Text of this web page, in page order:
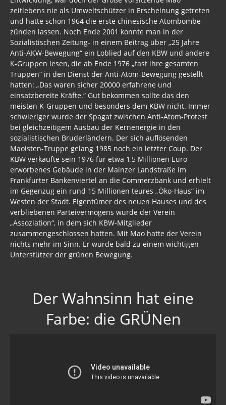
Bündnis90/Die Grünen
BRD Gesetze
UPIK
Freie Gemeinden
BRD Meinungsfreiheit
Asyl 2017
Asyl 2016
ASYLINDUSTRIE
Extremismus
Schattenparlament
SPD - Medien Imperium
Stöverstuuv 2017, 2016. 2015
Gästebuch
zeitlebens nie als Umweltschützer in Erscheinung getreten
und hatte schon 1964 die erste chinesische Atombombe
zünden lassen. Noch Ende 2001 konnte man in der
Sozialistischen Zeitung- in einem Beitrag über „25 Jahre
Anti-AKW-Bewegung“ ein Loblied auf den KBW und andere
K-Gruppen lesen, die ab Ende 1976 „fast ihre gesamten
Truppen“ in den Dienst der Anti-Atom-Bewegung gestellt
hatten: „Das waren sicher 20000 erfahrene und
einsatzbereite Kräfte.“ Gut bekommen sollte das den
meisten K-Gruppen und besonders dem KBW nicht. Immer
schwieriger wurde der Spagat zwischen Anti-Atom-Protest
bei gleichzeitigem Ausbau der Kernenergie in den
sozialistischen Bruderländern. Der sich auflösenden
Maoisten-Truppe gelang 1985 noch ein letzter Coup. Der
KBW verkaufte sein 1976 für etwa 1,5 Millionen Euro
erworbenes Gebäude in der Mainzer Landstraße im
Frankfurter Bankenviertel an die Commerzbank und erhielt
im Gegenzug ein rund 15 Millionen teures „Öko-Haus“ im
Westen der Stadt. Eigentümer des neuen Hauses und des
verbliebenen Parteivermögens wurde der Verein
„Assoziation“, in dem sich KBW-Mitglieder
zusammengeschlossen hatten. Mit Mao hatte der Verein
nichts mehr im Sinn. Er wurde bald zu einem wichtigen
Unterstützer der grünen Bewegung.
Der Wahnsinn hat eine
Farbe: die GRÜNen